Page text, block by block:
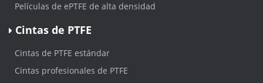
Películas de ePTFE de alta densidad
Cintas de PTFE
Cintas de PTFE estándar
Cintas profesionales de PTFE